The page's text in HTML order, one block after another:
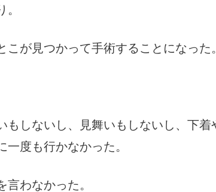
が見つかって手術することになった。
もしないし、見舞いもしないし、下着
度も行かなかった。
わなかった。